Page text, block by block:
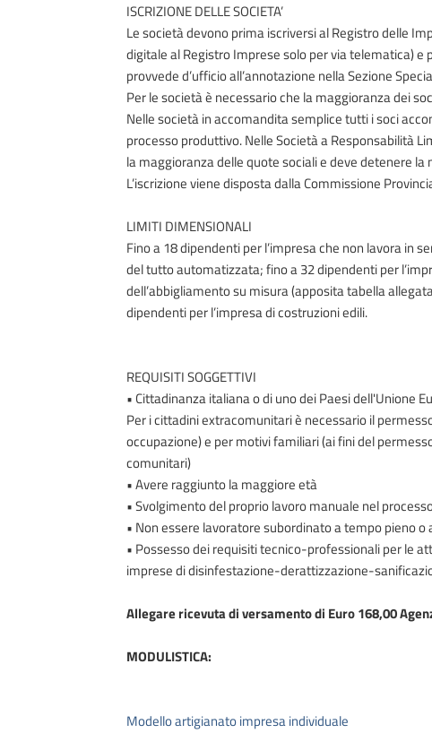
ISCRIZIONE DELLE SOCIETA’
Le società devono prima iscriversi al Registro delle
digitale al Registro Imprese solo per via telematica) e
provvede d’ufficio all’annotazione nella Sezione
Per le società è necessario che la maggioranza dei
Nelle società in accomandita semplice tutti i soci
processo produttivo. Nelle Società a Responsabilità
la maggioranza delle quote sociali e deve detenere
L’iscrizione viene disposta dalla Commissione
LIMITI DIMENSIONALI
Fino a 18 dipendenti per l’impresa che non lavora in
del tutto automatizzata; fino a 32 dipendenti per
dell’abbigliamento su misura (apposita tabella
dipendenti per l’impresa di costruzioni edili.
REQUISITI SOGGETTIVI
• Cittadinanza italiana o di uno dei Paesi dell'Unione
Per i cittadini extracomunitari è necessario il
occupazione) e per motivi familiari (ai fini del
comunitari)
• Avere raggiunto la maggiore età
• Svolgimento del proprio lavoro manuale nel
• Non essere lavoratore subordinato a tempo pieno
• Possesso dei requisiti tecnico-professionali per le
imprese di disinfestazione-derattizzazione-
Allegare ricevuta di versamento di Euro 168,00
MODULISTICA:
Modello artigianato impresa individuale